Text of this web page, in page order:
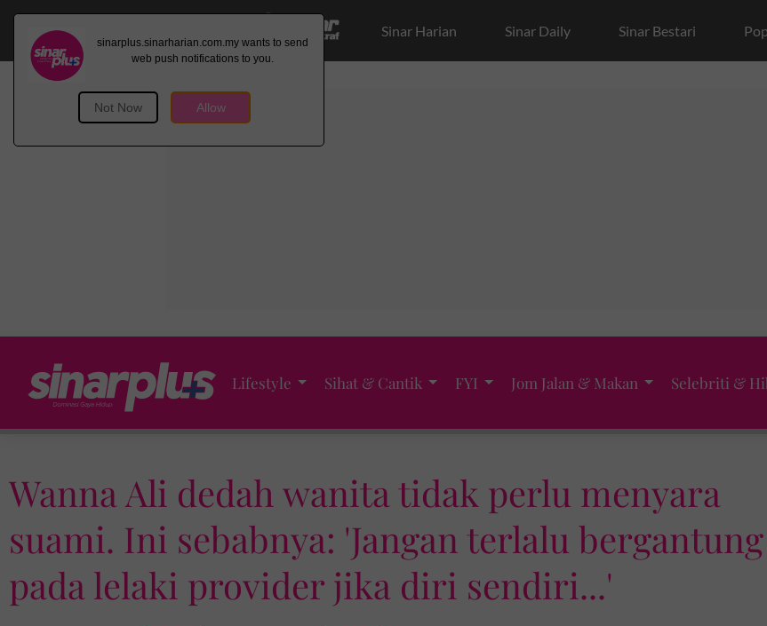
Sinar Harian Sinar Daily Sinar Bestari
Lifestyle Sihat & Cantik FYI Jom Jalan & Makan Selebriti &
Wanna Ali dedah wanita tidak perlu menyara
suami. Ini sebabnya: 'Jangan terlalu bergantung
pada lelaki provider jika diri sendiri...'